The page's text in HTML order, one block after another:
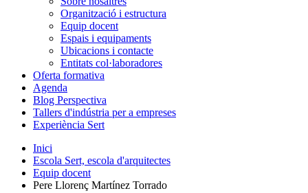
Organització i estructura
Equip docent
Espais i equipaments
Ubicacions i contacte
Entitats col·laboradores
Oferta formativa
Agenda
Blog Perspectiva
Tallers d'indústria per a empreses
Experiència Sert
Inici
Escola Sert, escola d'arquitectes
Equip docent
Pere Llorenç Martínez Torrado